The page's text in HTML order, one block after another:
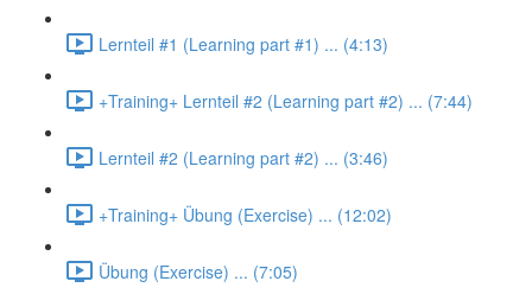
Lernteil #1 (Learning part #1) ... (4:13)
+Training+ Lernteil #2 (Learning part #2) ... (7:44)
Lernteil #2 (Learning part #2) ... (3:46)
+Training+ Übung (Exercise) ... (12:02)
Übung (Exercise) ... (7:05)